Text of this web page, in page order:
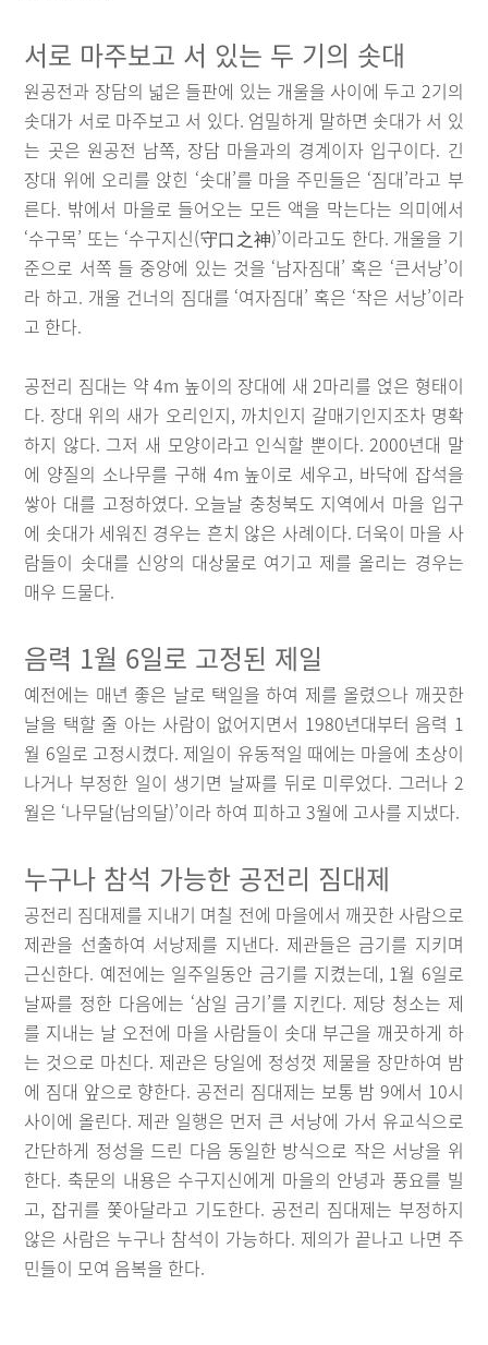
서로 마주보고 서 있는 두 기의 솟대
원공전과 장담의 넓은 들판에 있는 개울을 사이에 두고 2기의
솟대가 서로 마주보고 서 있다. 엄밀하게 말하면 솟대가 서 있
는 곳은 원공전 남쪽, 장담 마을과의 경계이자 입구이다. 긴
장대 위에 오리를 앉힌 ‘솟대’를 마을 주민들은 ‘짐대’라고 부
른다. 밖에서 마을로 들어오는 모든 액을 막는다는 의미에서
‘수구목’ 또는 ‘수구지신(守口之神)’이라고도 한다. 개울을 기
준으로 서쪽 들 중앙에 있는 것을 ‘남자짐대’ 혹은 ‘큰서낭’이
라 하고. 개울 건너의 짐대를 ‘여자짐대’ 혹은 ‘작은 서낭’이라
고 한다.
공전리 짐대는 약 4m 높이의 장대에 새 2마리를 얹은 형태이
다. 장대 위의 새가 오리인지, 까치인지 갈매기인지조차 명확
하지 않다. 그저 새 모양이라고 인식할 뿐이다. 2000년대 말
에 양질의 소나무를 구해 4m 높이로 세우고, 바닥에 잡석을
쌓아 대를 고정하였다. 오늘날 충청북도 지역에서 마을 입구
에 솟대가 세워진 경우는 흔치 않은 사례이다. 더욱이 마을 사
람들이 솟대를 신앙의 대상물로 여기고 제를 올리는 경우는
매우 드물다.
음력 1월 6일로 고정된 제일
예전에는 매년 좋은 날로 택일을 하여 제를 올렸으나 깨끗한
날을 택할 줄 아는 사람이 없어지면서 1980년대부터 음력 1
월 6일로 고정시켰다. 제일이 유동적일 때에는 마을에 초상이
나거나 부정한 일이 생기면 날짜를 뒤로 미루었다. 그러나 2
월은 ‘나무달(남의달)’이라 하여 피하고 3월에 고사를 지냈다.
누구나 참석 가능한 공전리 짐대제
공전리 짐대제를 지내기 며칠 전에 마을에서 깨끗한 사람으로
제관을 선출하여 서낭제를 지낸다. 제관들은 금기를 지키며
근신한다. 예전에는 일주일동안 금기를 지켰는데, 1월 6일로
날짜를 정한 다음에는 ‘삼일 금기’를 지킨다. 제당 청소는 제
를 지내는 날 오전에 마을 사람들이 솟대 부근을 깨끗하게 하
는 것으로 마친다. 제관은 당일에 정성껏 제물을 장만하여 밤
에 짐대 앞으로 향한다. 공전리 짐대제는 보통 밤 9에서 10시
사이에 올린다. 제관 일행은 먼저 큰 서낭에 가서 유교식으로
간단하게 정성을 드린 다음 동일한 방식으로 작은 서낭을 위
한다. 축문의 내용은 수구지신에게 마을의 안녕과 풍요를 빌
고, 잡귀를 쫓아달라고 기도한다. 공전리 짐대제는 부정하지
않은 사람은 누구나 참석이 가능하다. 제의가 끝나고 나면 주
민들이 모여 음복을 한다.